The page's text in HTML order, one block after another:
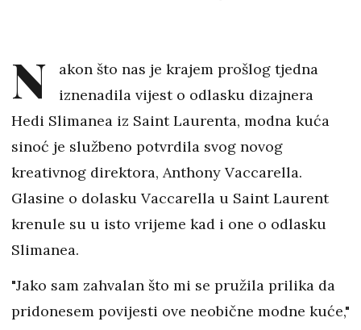
N
akon što nas je krajem prošlog tjedna
iznenadila vijest o odlasku dizajnera
Hedi Slimanea iz Saint Laurenta, modna kuća
sinoć je službeno potvrdila svog novog
kreativnog direktora, Anthony Vaccarella.
Glasine o dolasku Vaccarella u Saint Laurent
krenule su u isto vrijeme kad i one o odlasku
Slimanea.
"Jako sam zahvalan što mi se pružila prilika da
pridonesem povijesti ove neobične modne kuće,"